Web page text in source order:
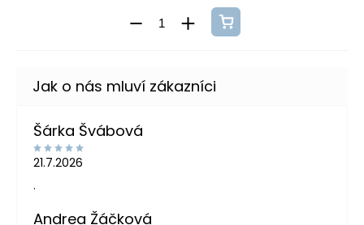
Šárka Švábová
21.7.2026
.
Andrea Žáčková